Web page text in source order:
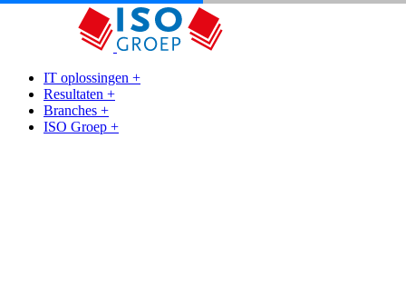
IT oplossingen +
Resultaten +
Branches +
ISO Groep +